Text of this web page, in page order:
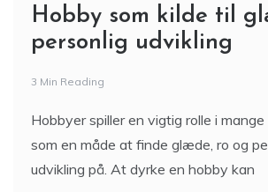
Hobby som kilde til
personlig udvikling
3 Min Reading
Hobbyer spiller en vigtig rolle i
som en måde at finde glæde, ro og
udvikling på. At dyrke en hobby kan